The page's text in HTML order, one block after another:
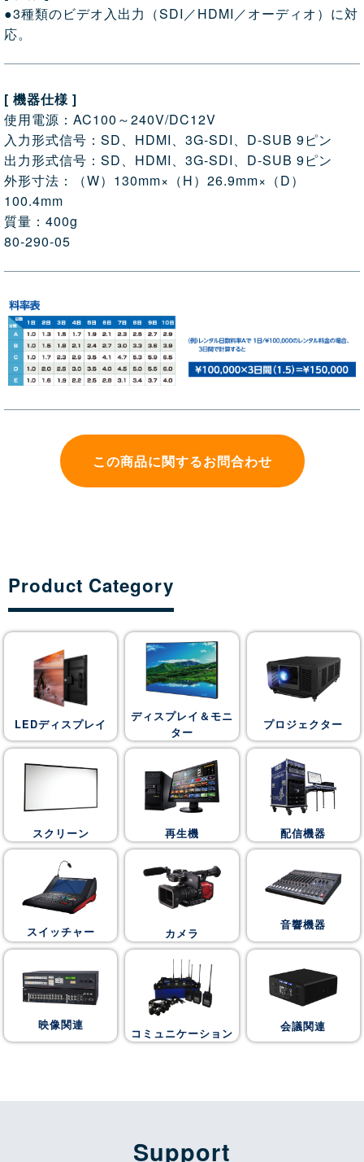
●3種類のビデオ入出力（SDI／HDMI／オーディオ）に対
応。
[ 機器仕様 ]
使用電源：AC100～240V/DC12V
入力形式信号：SD、HDMI、3G-SDI、D-SUB 9ピン
出力形式信号：SD、HDMI、3G-SDI、D-SUB 9ピン
外形寸法：（W）130mm×（H）26.9mm×（D）
100.4mm
質量：400g
80-290-05
この商品に関するお問合わせ
Product Category
LEDディスプレイ
ディスプレイ＆モニ
ター
プロジェクター
スクリーン 再生機 配信機器
スイッチャー カメラ
音響機器
映像関連
コミュニケーション 会議関連
Support